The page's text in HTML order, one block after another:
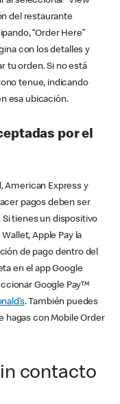
del restaurante
“Order Here”
con los detalles y
tu orden. Si no está
tenue, indicando
esa ubicación.
por el
American Express y
pagos deben ser
tienes un dispositivo
Apple Pay la
de pago dentro del
en el app Google
Google Pay™
. También puedes
hagas con Mobile Order
contacto